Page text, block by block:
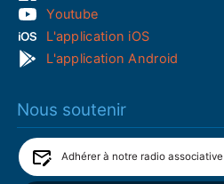
Youtube
L'application iOS
L'application Android
Nous soutenir
Adhérer à notre radio associative